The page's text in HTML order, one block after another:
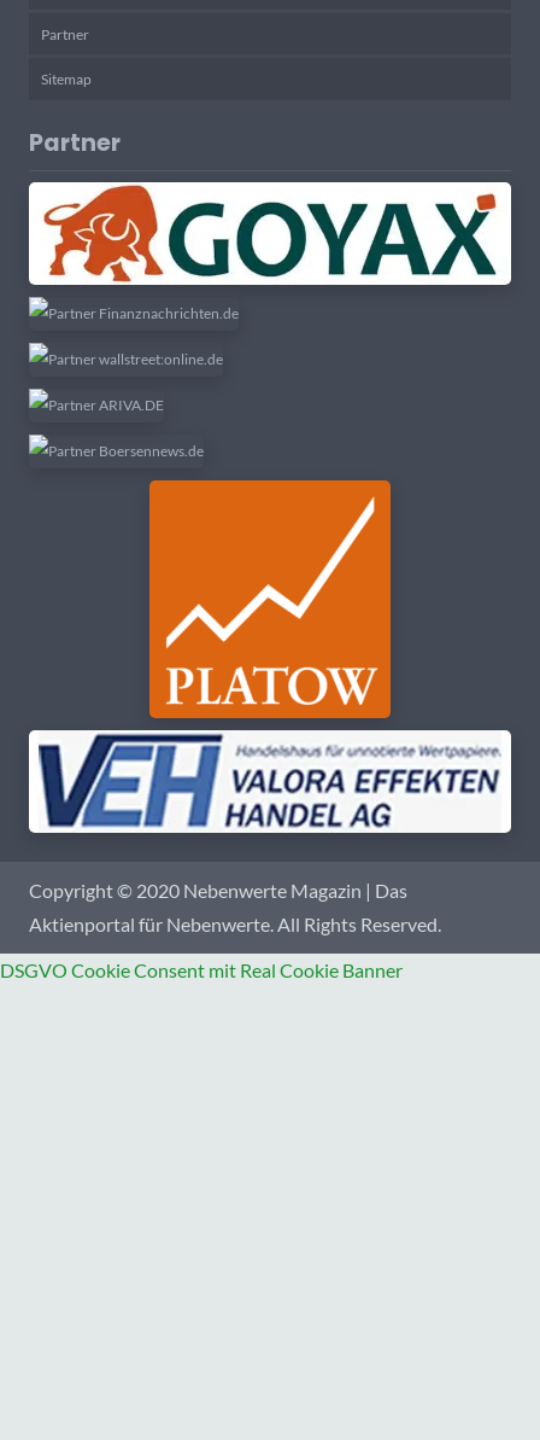
Partner
Sitemap
Partner
Copyright © 2020 Nebenwerte Magazin | Das
Aktienportal für Nebenwerte. All Rights Reserved.
DSGVO Cookie Consent mit Real Cookie Banner